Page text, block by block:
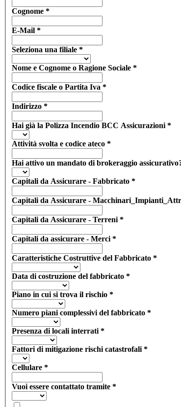
Cognome *
E-Mail *
Seleziona una filiale *
Nome e Cognome o Ragione Sociale *
Codice fiscale o Partita Iva *
Indirizzo *
Hai già la Polizza Incendio BCC Assicurazioni*
Attività svolta e codice ateco *
Hai attivo un mandato di brokeraggio
Capitali da Assicurare - Fabbricato *
Capitali da Assicurare -
Capitali da Assicurare - Terreni*
Capitali da assicurare - Merci*
Caratteristiche Costruttive del Fabbricato *
Data di costruzione del fabbricato *
Piano in cui si trova il rischio *
Numero piani complessivi del fabbricato *
Presenza di locali interrati*
Fattori di mitigazione rischi catastrofali*
Cellulare *
Vuoi essere contattato tramite *